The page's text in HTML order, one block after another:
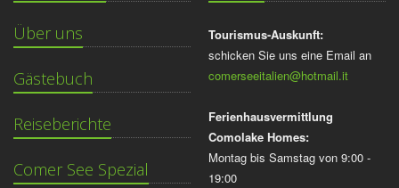
Über uns
Gästebuch
Reiseberichte
Comer See Spezial
Tourismus-Auskunft:
schicken Sie uns eine Email an
comerseeitalien@hotmail.it
Ferienhausvermittlung
Comolake Homes:
Montag bis Samstag von 9:00 -
19:00